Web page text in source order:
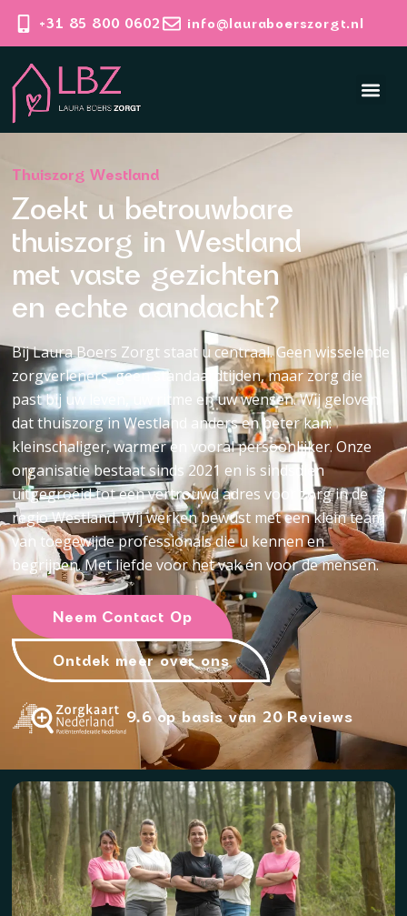
+31 85 800 0602 info@lauraboerszorgt.nl
Thuiszorg Westland
Zoekt u betrouwbare
thuiszorg in Westland
met vaste gezichten
en echte aandacht?
Bij Laura Boers Zorgt staat u centraal. Geen wisselende
zorgverleners, geen standaardtijden, maar zorg die
past bij uw leven, uw ritme en uw wensen. Wij geloven
dat thuiszorg in Westland anders en beter kan:
kleinschaliger, warmer en vooral persoonlijker. Onze
organisatie bestaat sinds 2021 en is sindsdien
uitgegroeid tot een vertrouwd adres voor zorg in de
regio Westland. Wij werken bewust met een klein team
van toegewijde professionals die u kennen en
begrijpen. Met liefde voor het vak én voor de mensen.
Neem Contact Op
Ontdek meer over ons
9.6 op basis van 20 Reviews